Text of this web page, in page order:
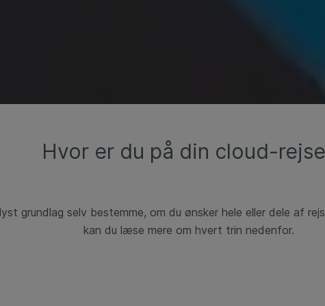
Hvor er du på din cloud-
grundlag selv bestemme, om du ønsker hele eller dele af
kan du læse mere om hvert trin nedenfor.